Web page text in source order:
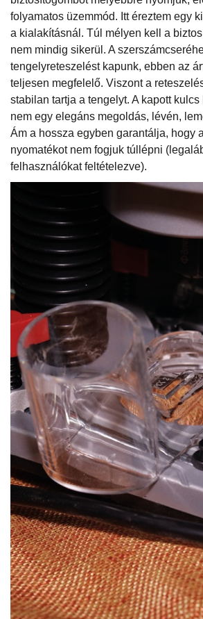
folyamatos üzemmód. Itt éreztem egy
a kialakításnál. Túl mélyen kell a
nem mindig sikerül. A
tengelyreteszelést kapunk, ebben az
teljesen megfelelő. Viszont a
stabilan tartja a tengelyt. A kapott
nem egy elegáns megoldás, lévén,
Ám a hossza egyben garantálja, hogy
nyomatékot nem fogjuk túllépni
felhasználókat feltételezve).